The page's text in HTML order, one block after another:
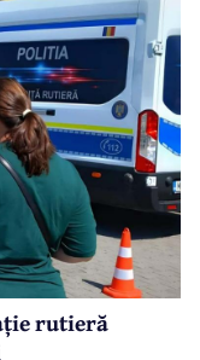
rutieră